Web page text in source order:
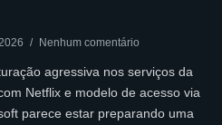
Nenhum comentário
agressiva nos serviços da
Netflix e modelo de acesso via
parece estar preparando uma